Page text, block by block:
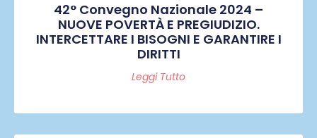
42° Convegno Nazionale 2024 –
NUOVE POVERTÀ E PREGIUDIZIO.
INTERCETTARE I BISOGNI E GARANTIRE I
DIRITTI
Leggi Tutto